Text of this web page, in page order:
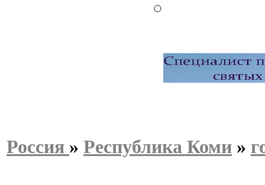
Россия » Республика Коми »